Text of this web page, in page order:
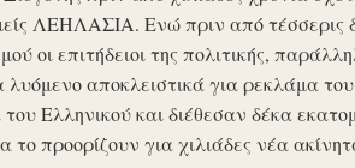
ΛΕΗΛΑΣΙΑ. Ενώ πριν από τέσσερις
οι επιτήδειοι της πολιτικής,
αποκλειστικά για ρεκλάμα του
Ελληνικού και διέθεσαν δέκα
προορίζουν για χιλιάδες νέα